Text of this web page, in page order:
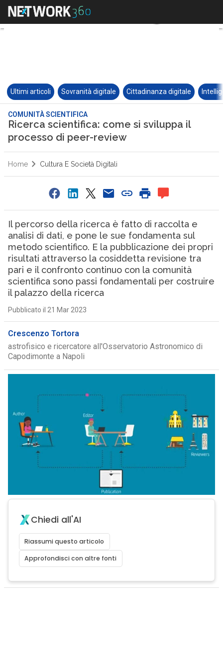
Ultimi articoli Sovranità digitale Cittadinanza digitale
COMUNITÀ SCIENTIFICA
Ricerca scientifica: come si sviluppa il
processo di peer-review
Home Cultura E Società Digitali
Il percorso della ricerca è fatto di raccolta e
analisi di dati, e pone le sue fondamenta sul
metodo scientifico. E la pubblicazione dei propri
risultati attraverso la cosiddetta revisione tra
pari e il confronto continuo con la comunità
scientifica sono passi fondamentali per costruire
il palazzo della ricerca
Pubblicato il 21 Mar 2023
Crescenzo Tortora
astrofisico e ricercatore all'Osservatorio Astronomico di
Capodimonte a Napoli
Chiedi all'AI
Riassumi questo articolo
Approfondisci con altre fonti